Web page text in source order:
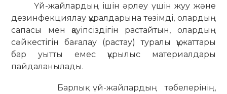
Үй-жайлардың ішін әрлеу үшін жуу және
дезинфекциялау құралдарына төзімді, олардың
сапасы мен қауіпсіздігін растайтын, олардың
сәйкестігін бағалау (растау) туралы құжаттары
бар уытты емес құрылыс материалдары
пайдаланылады.
Барлық үй-жайлардың төбелерінің,